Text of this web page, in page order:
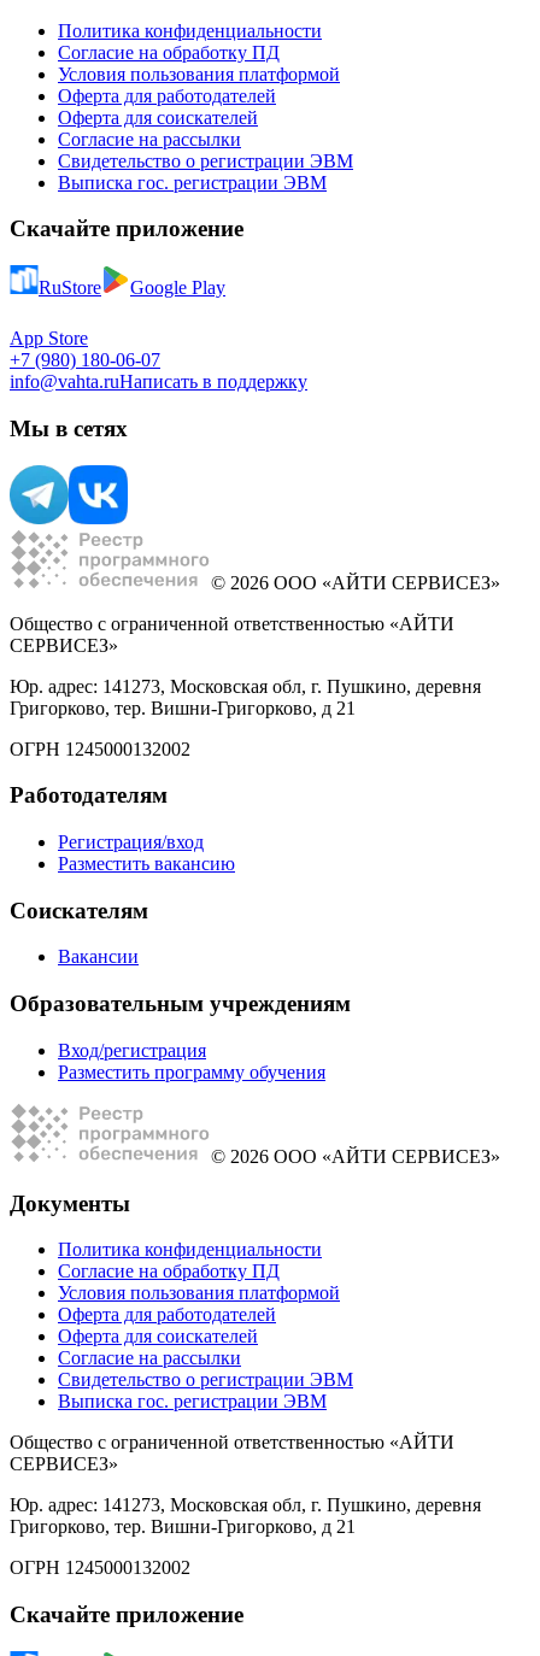
Политика конфиденциальности
Согласие на обработку ПД
Условия пользования платформой
Оферта для работодателей
Оферта для соискателей
Согласие на рассылки
Свидетельство о регистрации ЭВМ
Выписка гос. регистрации ЭВМ
Скачайте приложение
RuStore Google Play
App Store
+7 (980) 180-06-07
info@vahta.ruНаписать в поддержку
Мы в сетях
© 2026 ООО «АЙТИ СЕРВИСЕЗ»
Общество с ограниченной ответственностью «АЙТИ
СЕРВИСЕЗ»
Юр. адрес: 141273, Московская обл, г. Пушкино, деревня
Григорково, тер. Вишни-Григорково, д 21
ОГРН 1245000132002
Работодателям
Регистрация/вход
Разместить вакансию
Соискателям
Вакансии
Образовательным учреждениям
Вход/регистрация
Разместить программу обучения
© 2026 ООО «АЙТИ СЕРВИСЕЗ»
Документы
Политика конфиденциальности
Согласие на обработку ПД
Условия пользования платформой
Оферта для работодателей
Оферта для соискателей
Согласие на рассылки
Свидетельство о регистрации ЭВМ
Выписка гос. регистрации ЭВМ
Общество с ограниченной ответственностью «АЙТИ
СЕРВИСЕЗ»
Юр. адрес: 141273, Московская обл, г. Пушкино, деревня
Григорково, тер. Вишни-Григорково, д 21
ОГРН 1245000132002
Скачайте приложение